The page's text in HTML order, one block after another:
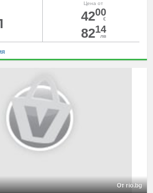
Цена от
4200
€
8214
лв
От rio.bg